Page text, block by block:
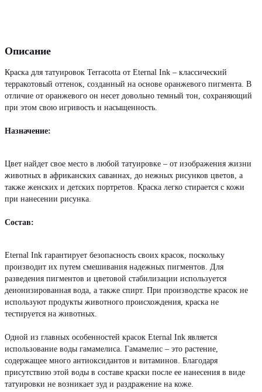
Описание
Краска для татуировок Terracotta от Eternal Ink – классический
терракотовый оттенок, созданный на основе оранжевого пигмента. В
отличие от оранжевого он несет довольно темный тон, сохраняющий
при этом свою игривость и насыщенность.
Назначение:
Цвет найдет свое место в любой татуировке – от изображения жизни
животных в африканских саваннах, до нежных рисунков цветов, а
также женских и детских портретов. Краска легко стирается с кожи
при нанесении рисунка.
Состав:
Eternal Ink гарантирует безопасность своих красок, поскольку
производит их путем смешивания надежных пигментов. Для
разведения пигментов и цветовой стабилизации используется
деионизированная вода, а также спирт. При производстве красок не
используют продукты животного происхождения, краска не
тестируется на животных.
Одной из главных особенностей красок Eternal Ink является
использование воды гамамелиса. Гамамелис – это растение,
содержащее много антиоксидантов и витаминов. Благодаря
присутствию этой воды в составе краски после ее нанесения в виде
татуировки не возникает зуд и раздражение на коже.